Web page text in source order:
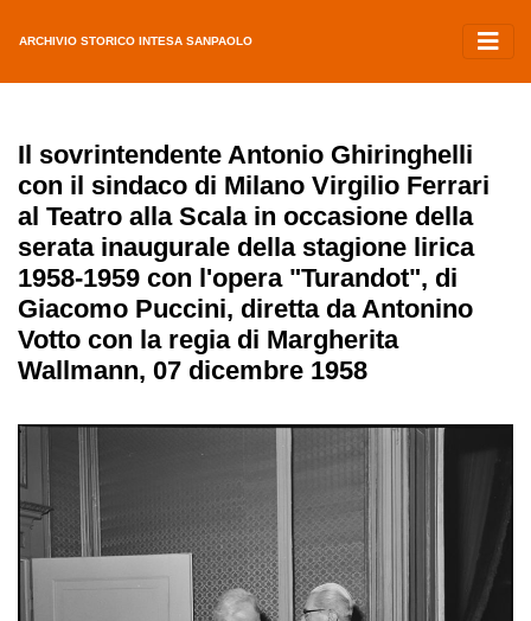
ARCHIVIO STORICO INTESA SANPAOLO
Il sovrintendente Antonio Ghiringhelli
con il sindaco di Milano Virgilio Ferrari
al Teatro alla Scala in occasione della
serata inaugurale della stagione lirica
1958-1959 con l'opera "Turandot", di
Giacomo Puccini, diretta da Antonino
Votto con la regia di Margherita
Wallmann, 07 dicembre 1958